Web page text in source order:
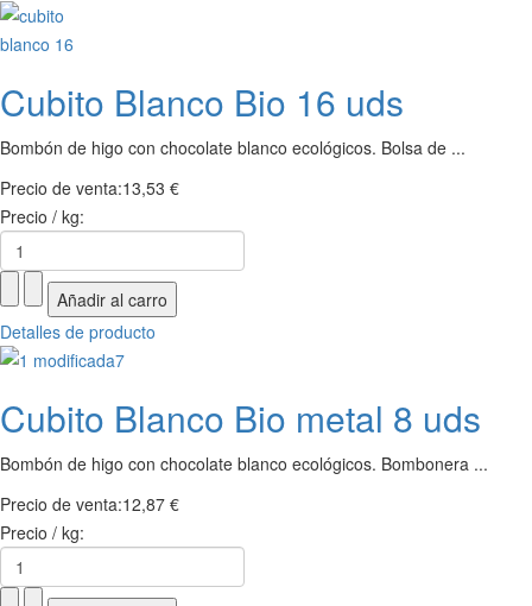
Cubito Blanco Bio 16 uds
Bombón de higo con chocolate blanco ecológicos. Bolsa de ...
Precio de venta:13,53 €
Precio / kg:
Detalles de producto
Cubito Blanco Bio metal 8 uds
Bombón de higo con chocolate blanco ecológicos. Bombonera ...
Precio de venta:12,87 €
Precio / kg: